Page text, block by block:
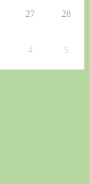
27 28
4 5